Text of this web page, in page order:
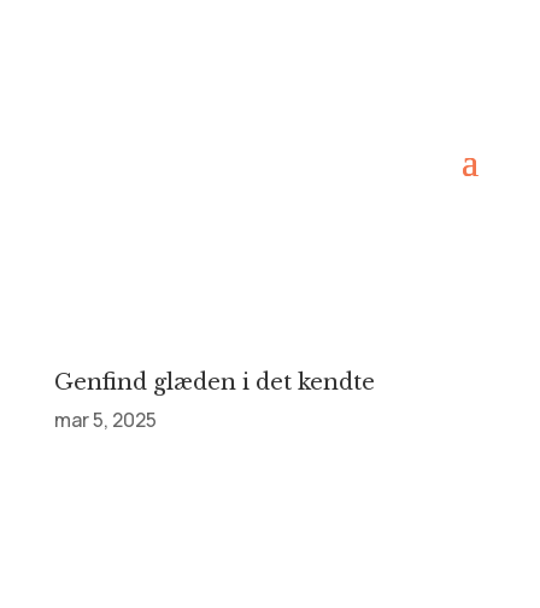
Genfind glæden i det kendte
mar 5, 2025